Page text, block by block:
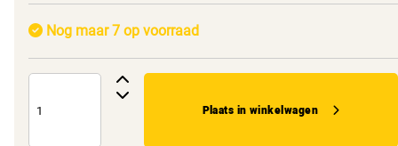
Nog maar 7 op voorraad
Plaats in winkelwagen